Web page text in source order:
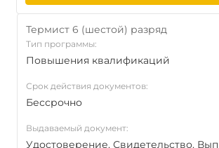
Термист 6 (шестой) разряд
Тип программы:
Повышения квалификаций
Срок действия документов:
Бессрочно
Выдаваемый документ:
Удостоверение, Свидетельство,